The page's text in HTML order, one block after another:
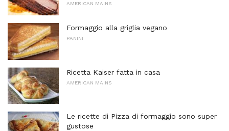
AMERICAN MAINS
Formaggio alla griglia vegano
PANINI
Ricetta Kaiser fatta in casa
AMERICAN MAINS
Le ricette di Pizza di formaggio sono super
gustose